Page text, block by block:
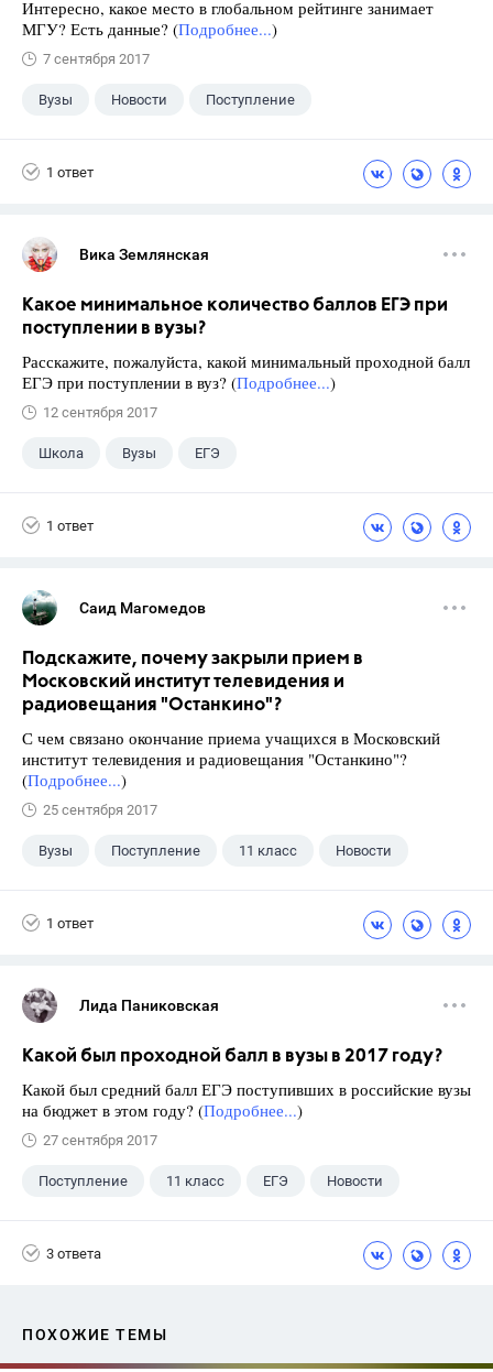
Интересно, какое место в глобальном рейтинге занимает
МГУ? Есть данные? (Подробнее...)
7 сентября 2017
Вузы Новости Поступление
1 ответ
Вика Землянская
Какое минимальное количество баллов ЕГЭ при
поступлении в вузы?
Расскажите, пожалуйста, какой минимальный проходной балл
ЕГЭ при поступлении в вуз? (Подробнее...)
12 сентября 2017
Школа Вузы ЕГЭ
1 ответ
Саид Магомедов
Подскажите, почему закрыли прием в
Московский институт телевидения и
радиовещания "Останкино"?
С чем связано окончание приема учащихся в Московский
институт телевидения и радиовещания "Останкино"?
(Подробнее...)
25 сентября 2017
Вузы Поступление 11 класс Новости
1 ответ
Лида Паниковская
Какой был проходной балл в вузы в 2017 году?
Какой был средний балл ЕГЭ поступивших в российские вузы
на бюджет в этом году? (Подробнее...)
27 сентября 2017
Поступление 11 класс ЕГЭ Новости
3 ответа
ПОХОЖИЕ ТЕМЫ